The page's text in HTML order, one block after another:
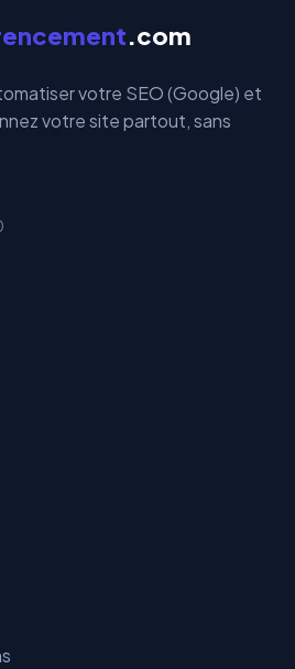
.com
votre SEO (Google) et
votre site partout, sans